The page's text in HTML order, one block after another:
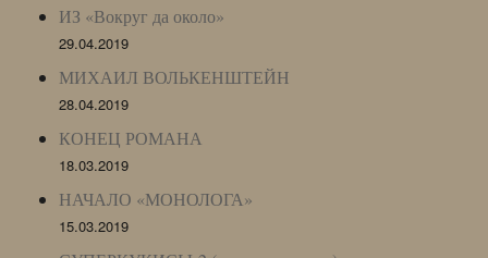
ИЗ «Вокруг да около»
29.04.2019
МИХАИЛ ВОЛЬКЕНШТЕЙН
28.04.2019
КОНЕЦ РОМАНА
18.03.2019
НАЧАЛО «МОНОЛОГА»
15.03.2019